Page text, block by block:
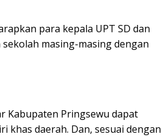
para kepala UPT SD dan
masing-masing dengan
Kabupaten Pringsewu dapat
khas daerah. Dan, sesuai dengan